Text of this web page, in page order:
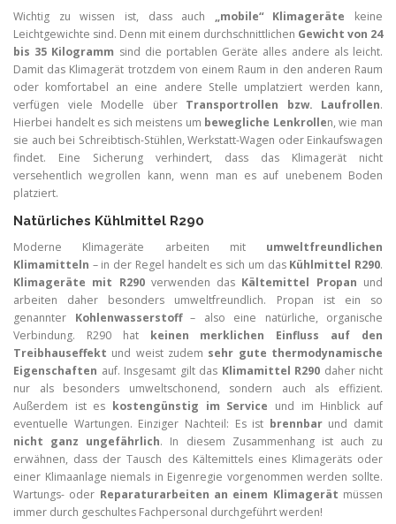
Wichtig zu wissen ist, dass auch „mobile“ Klimageräte keine
Leichtgewichte sind. Denn mit einem durchschnittlichen Gewicht von 24
bis 35 Kilogramm sind die portablen Geräte alles andere als leicht.
Damit das Klimagerät trotzdem von einem Raum in den anderen Raum
oder komfortabel an eine andere Stelle umplatziert werden kann,
verfügen viele Modelle über Transportrollen bzw. Laufrollen.
Hierbei handelt es sich meistens um bewegliche Lenkrollen, wie man
sie auch bei Schreibtisch-Stühlen, Werkstatt-Wagen oder Einkaufswagen
findet. Eine Sicherung verhindert, dass das Klimagerät nicht
versehentlich wegrollen kann, wenn man es auf unebenem Boden
platziert.
Natürliches Kühlmittel R290
Moderne Klimageräte arbeiten mit umweltfreundlichen
Klimamitteln – in der Regel handelt es sich um das Kühlmittel R290.
Klimageräte mit R290verwenden das Kältemittel Propan und
arbeiten daher besonders umweltfreundlich. Propan ist ein so
genannter Kohlenwasserstoff– also eine natürliche, organische
Verbindung. R290 hat keinen merklichen Einfluss auf den
Treibhauseffekt und weist zudem sehr gute thermodynamische
Eigenschaften auf. Insgesamt gilt das Klimamittel R290 daher nicht
nur als besonders umweltschonend, sondern auch als effizient.
Außerdem ist es kostengünstig im Service und im Hinblick auf
eventuelle Wartungen. Einziger Nachteil: Es ist brennbarund damit
nicht ganz ungefährlich. In diesem Zusammenhang ist auch zu
erwähnen, dass der Tausch des Kältemittels eines Klimageräts oder
einer Klimaanlage niemals in Eigenregie vorgenommen werden sollte.
Wartungs- oder Reparaturarbeiten an einem Klimagerät müssen
immer durch geschultes Fachpersonal durchgeführt werden!